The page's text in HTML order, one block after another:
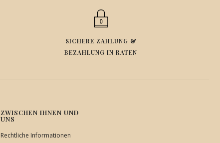
SICHERE ZAHLUNG &
BEZAHLUNG IN RATEN
ZWISCHEN IHNEN UND
UNS
Rechtliche Informationen